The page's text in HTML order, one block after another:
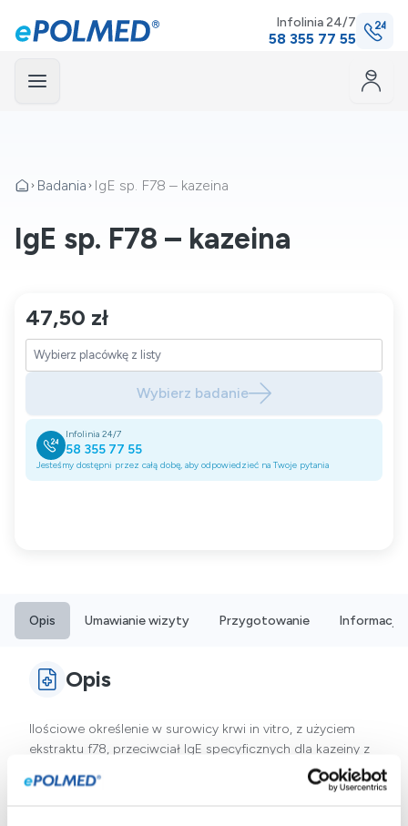
Infolinia 24/7
58 355 77 55
Badania IgE sp. F78 – kazeina
IgE sp. F78 – kazeina
47,50 zł
Wybierz badanie
Infolinia 24/7
58 355 77 55
Jesteśmy dostępni przez całą dobę, aby odpowiedzieć na Twoje pytania
Opis Umawianie wizyty Przygotowanie Informacje
Opis
Ilościowe określenie w surowicy krwi in vitro, z użyciem
ekstraktu f78, przeciwciał IgE specyficznych dla kazeiny z
diagnozowaniu alergii na mleko krowie oraz w identyfikacji